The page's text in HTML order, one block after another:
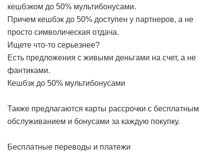
кешбэком до 50% мультибонусами.
Причем кешбэк до 50% доступен у партнеров, а не
просто символическая отдача.
Ищете что-то серьезнее?
Есть предложения с живыми деньгами на счет, а не
фантиками.
Кешбэк до 50% мультибонусами
Также предлагаются карты рассрочки с бесплатным
обслуживанием и бонусами за каждую покупку.
Бесплатные переводы и платежи